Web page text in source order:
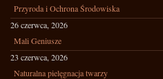
Przyroda i Ochrona Środowiska
26 czerwca, 2026
Mali Geniusze
23 czerwca, 2026
Naturalna pielęgnacja twarzy